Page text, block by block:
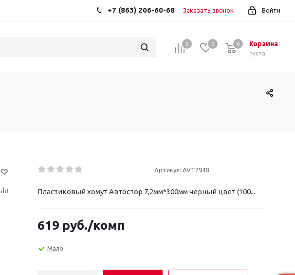
Войти
+7 (863) 206-60-68 Заказать звонок
0 0 Корзина
пуста
0
Артикул: AVT2948
Пластиковый хомут Автостор 7,2мм*300мм черный цвет (100...
619 руб./комп
Мало